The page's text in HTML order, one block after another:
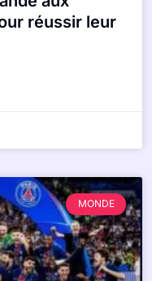
réussir leur
MONDE